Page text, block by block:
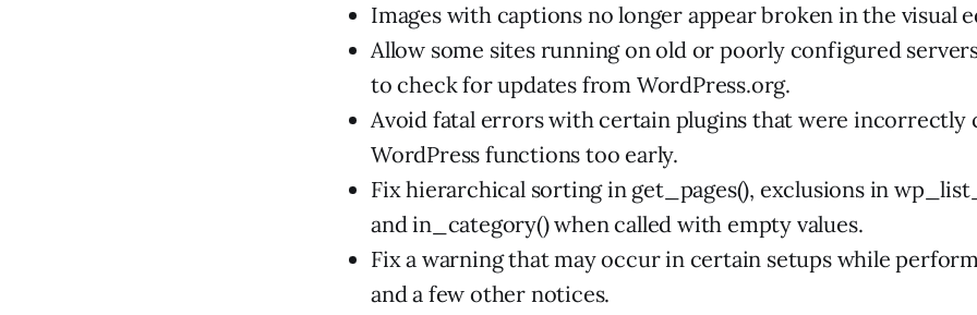
Images with captions no longer appear broken in the visual
Allow some sites running on old or poorly configured
to check for updates from WordPress.org.
Avoid fatal errors with certain plugins that were incorrectly
WordPress functions too early.
Fix hierarchical sorting in get_pages(), exclusions in
and in_category() when called with empty values.
Fix a warning that may occur in certain setups while
and a few other notices.